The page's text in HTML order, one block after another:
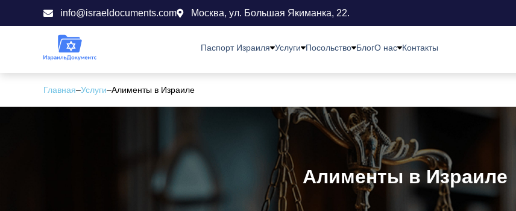
info@israeldocuments.com Москва, ул. Большая Якиманка, 22.
Паспорт Израиля Услуги Посольство БлогО нас Контакты
Главная–Услуги–Алименты в Израиле
Алименты в Израиле